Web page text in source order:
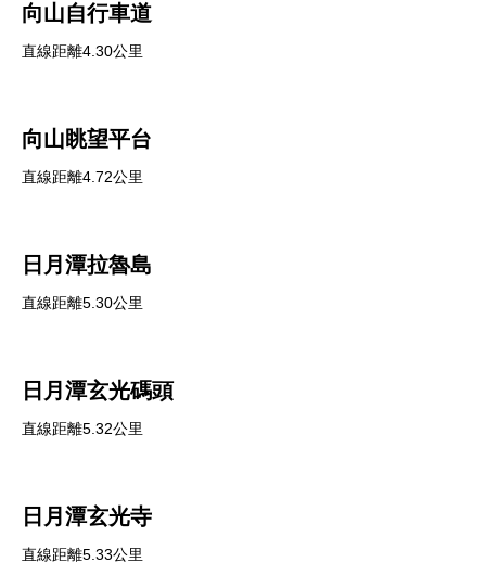
向山自行車道
直線距離4.30公里
向山眺望平台
直線距離4.72公里
日月潭拉魯島
直線距離5.30公里
日月潭玄光碼頭
直線距離5.32公里
日月潭玄光寺
直線距離5.33公里